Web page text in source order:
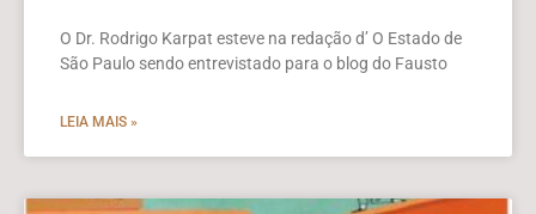
O Dr. Rodrigo Karpat esteve na redação d’ O Estado de
São Paulo sendo entrevistado para o blog do Fausto
LEIA MAIS »